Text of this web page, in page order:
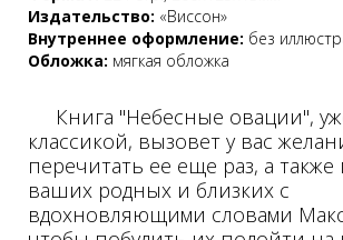
Издательство: «Виссон»
Внутреннее оформление: без
Обложка: мягкая обложка
Книга "Небесные овации",
классикой, вызовет у вас
перечитать ее еще раз, а
ваших родных и близких с
вдохновляющими словами